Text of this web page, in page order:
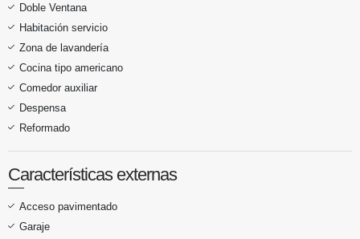
Doble Ventana
Habitación servicio
Zona de lavandería
Cocina tipo americano
Comedor auxiliar
Despensa
Reformado
Características externas
Acceso pavimentado
Garaje